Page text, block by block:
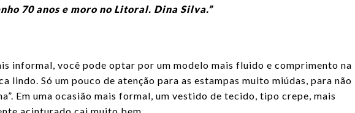
70 anos e moro no Litoral. Dina Silva.”
informal, você pode optar por um modelo mais fluido e comprimento na
lindo. Só um pouco de atenção para as estampas muito miúdas, para não
Em uma ocasião mais formal, um vestido de tecido, tipo crepe, mais